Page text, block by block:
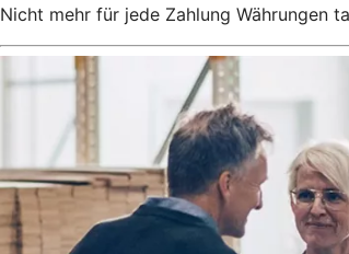
Nicht mehr für jede Zahlung Währungen